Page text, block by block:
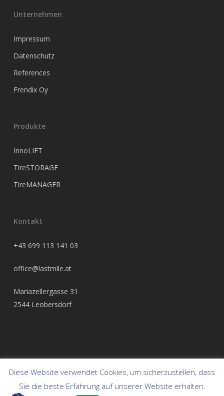
Unternehmen
Impressum
Datenschutz
References
Frendix Oy
Produkte
InnoLIFT
TireSTORAGE
TireMANAGER
Kontakt
+43 699 113 141 03
office@lastmile.at
Mariazellergasse 31
2544 Leobersdorf
Diese Website verwendet Cookies, um sicherzustellen, dass
Sie die beste Erfahrung auf unserer Website erhalten.